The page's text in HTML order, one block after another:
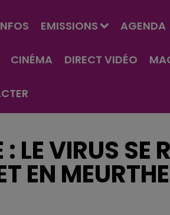
EMISSIONS AGENDA
CINÉMA DIRECT VIDÉO
LE VIRUS SE
EN